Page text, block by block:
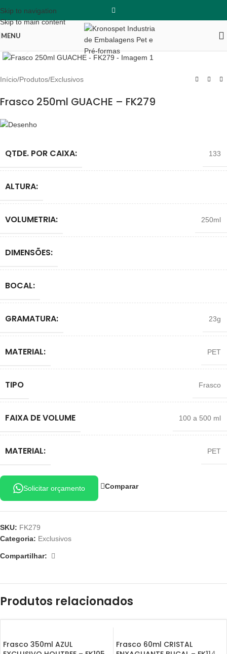
Skip to navigation
Skip to main content
MENU
Clique para ampliar
Início/Produtos/Exclusivos
Frasco 250ml GUACHE – FK279
QTDE. POR CAIXA: 133
ALTURA:
VOLUMETRIA: 250ml
DIMENSÕES:
BOCAL:
GRAMATURA: 23g
MATERIAL: PET
TIPO Frasco
FAIXA DE VOLUME 100 a 500 ml
MATERIAL: PET
Solicitar orçamento Comparar
SKU: FK279
Categoria: Exclusivos
Compartilhar:
Produtos relacionados
Frasco 350ml AZUL
Frasco 60ml CRISTAL